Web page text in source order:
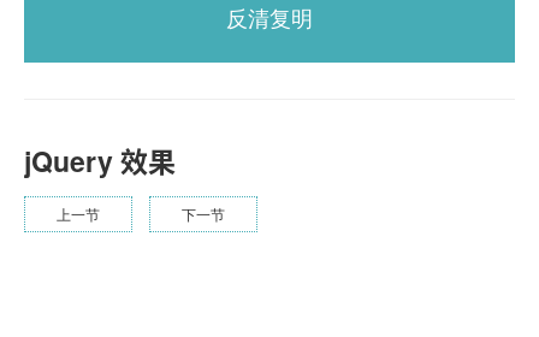
反清复明
jQuery 效果
上一节 下一节